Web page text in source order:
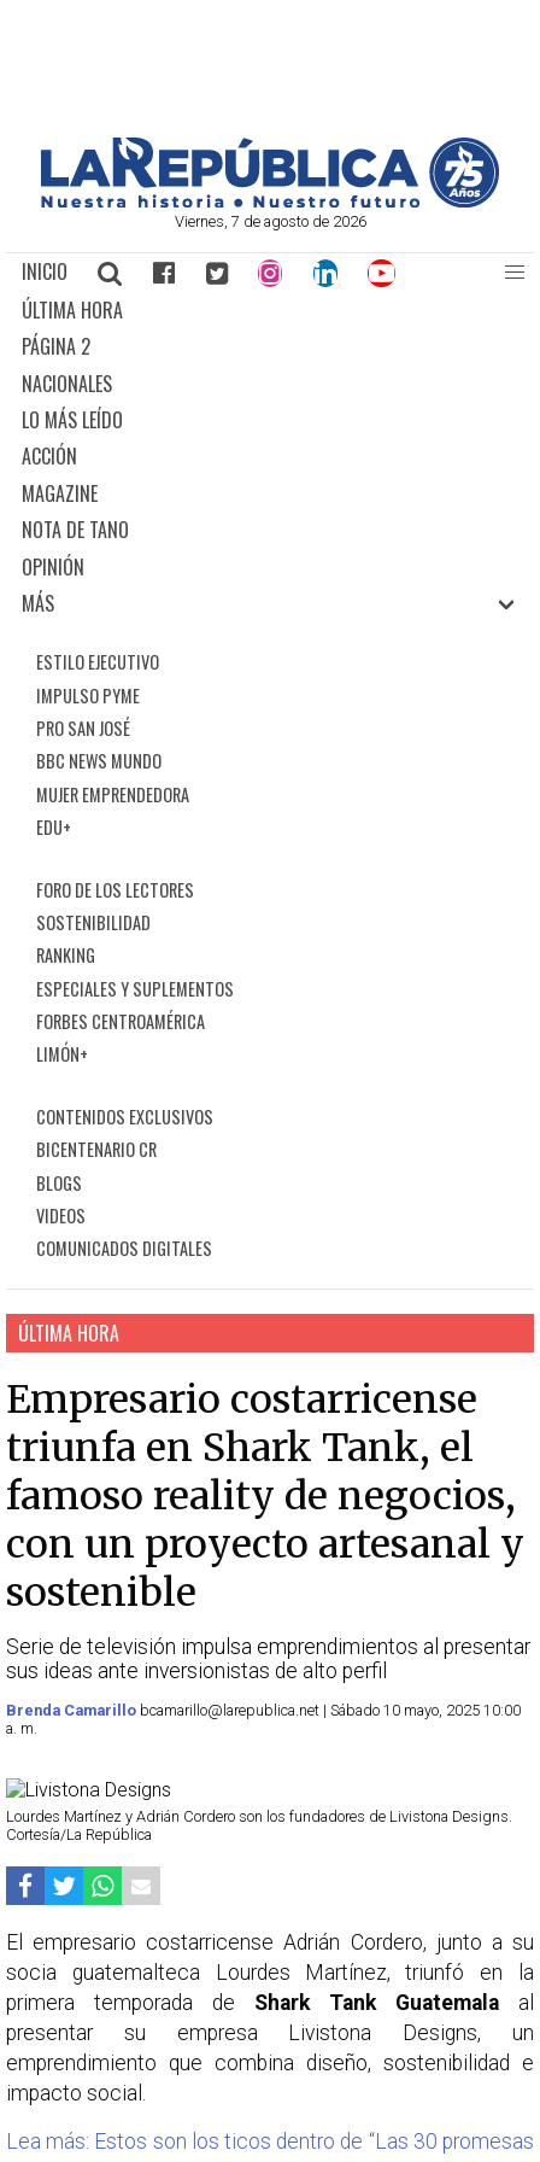
Viernes, 7 de agosto de 2026
INICIO
ÚLTIMA HORA
PÁGINA 2
NACIONALES
LO MÁS LEÍDO
ACCIÓN
MAGAZINE
NOTA DE TANO
OPINIÓN
MÁS
ESTILO EJECUTIVO
IMPULSO PYME
PRO SAN JOSÉ
BBC NEWS MUNDO
MUJER EMPRENDEDORA
EDU+
FORO DE LOS LECTORES
SOSTENIBILIDAD
RANKING
ESPECIALES Y SUPLEMENTOS
FORBES CENTROAMÉRICA
LIMÓN+
CONTENIDOS EXCLUSIVOS
BICENTENARIO CR
BLOGS
VIDEOS
COMUNICADOS DIGITALES
ÚLTIMA HORA
Empresario costarricense
triunfa en Shark Tank, el
famoso reality de negocios,
con un proyecto artesanal y
sostenible
Serie de televisión impulsa emprendimientos al presentar
sus ideas ante inversionistas de alto perfil
Brenda Camarillo bcamarillo@larepublica.net | Sábado 10 mayo, 2025 10:00
a. m.
Lourdes Martínez y Adrián Cordero son los fundadores de Livistona Designs.
Cortesía/La República
El empresario costarricense Adrián Cordero, junto a su
socia guatemalteca Lourdes Martínez, triunfó en la
primera temporada de Shark Tank Guatemala al
presentar su empresa Livistona Designs, un
emprendimiento que combina diseño, sostenibilidad e
impacto social.
Lea más: Estos son los ticos dentro de “Las 30 promesas